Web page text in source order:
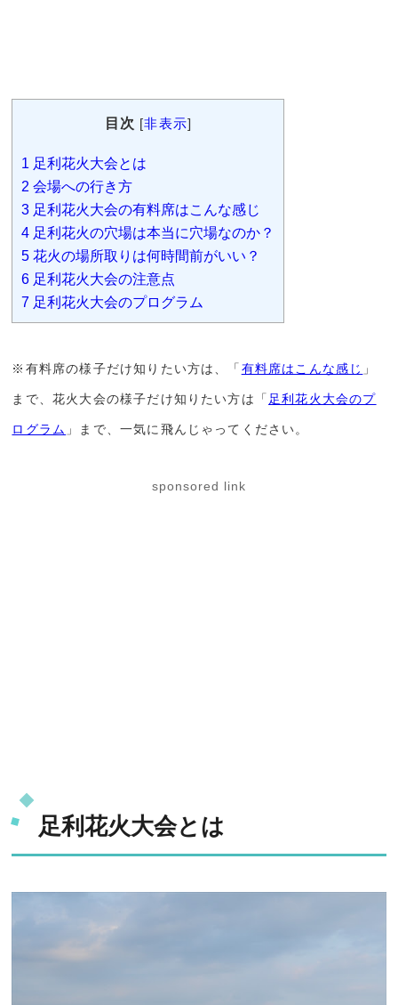
目次 [非表示]
1 足利花火大会とは
2 会場への行き方
3 足利花火大会の有料席はこんな感じ
4 足利花火の穴場は本当に穴場なのか？
5 花火の場所取りは何時間前がいい？
6 足利花火大会の注意点
7 足利花火大会のプログラム
※有料席の様子だけ知りたい方は、「 有料席はこんな感じ 」
まで、花火大会の様子だけ知りたい方は「 足利花火大会のプ
ログラム 」まで、一気に飛んじゃってください。
sponsored link
足利花火大会とは